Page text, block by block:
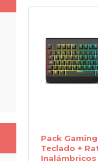
Pack
Teclado +
Inalámbricos